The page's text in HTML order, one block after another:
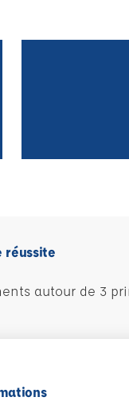
réussite
autour de 3